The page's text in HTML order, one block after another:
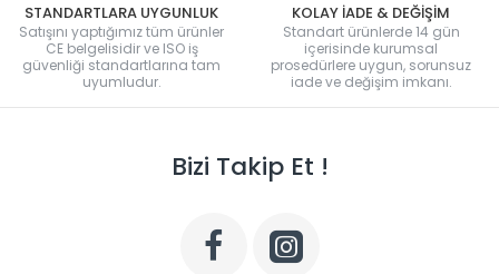
STANDARTLARA UYGUNLUK
Satışını yaptığımız tüm ürünler
CE belgelisidir ve ISO iş
güvenliği standartlarına tam
uyumludur.
KOLAY İADE & DEĞİŞİM
Standart ürünlerde 14 gün
içerisinde kurumsal
prosedürlere uygun, sorunsuz
iade ve değişim imkanı.
Bizi Takip Et !